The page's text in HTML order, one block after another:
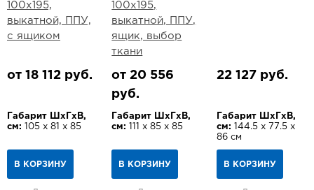
100х195,
выкатной, ППУ,
с ящиком
от 18 112 руб.
Габарит ШхГхВ,
см: 105 х 81 х 85
В КОРЗИНУ
100х195,
выкатной, ППУ,
ящик, выбор
ткани
от 20 556
руб.
Габарит ШхГхВ,
см:
111 х 85 х 85
В КОРЗИНУ
22 127 руб.
Габарит ШхГхВ,
см: 144.5 х 77.5 х
86 см
В КОРЗИНУ